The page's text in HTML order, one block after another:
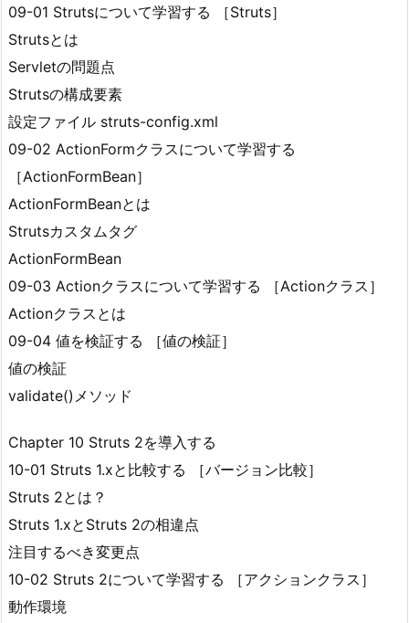
09-01 Strutsについて学習する ［Struts］
Strutsとは
Servletの問題点
Strutsの構成要素
設定ファイル struts-config.xml
09-02 ActionFormクラスについて学習する
［ActionFormBean］
ActionFormBeanとは
Strutsカスタムタグ
ActionFormBean
09-03 Actionクラスについて学習する ［Actionクラス］
Actionクラスとは
09-04 値を検証する ［値の検証］
値の検証
validate()メソッド
Chapter 10 Struts 2を導入する
10-01 Struts 1.xと比較する ［バージョン比較］
Struts 2とは？
Struts 1.xとStruts 2の相違点
注目するべき変更点
10-02 Struts 2について学習する ［アクションクラス］
動作環境